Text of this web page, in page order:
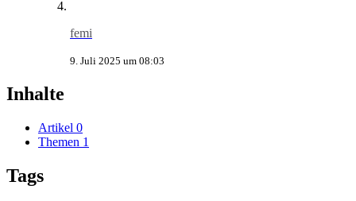
femi
9. Juli 2025 um 08:03
Inhalte
Artikel 0
Themen 1
Tags